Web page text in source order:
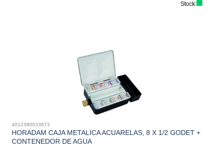
Stock:
4012380033673
HORADAM CAJA METALICA ACUARELAS, 8 X 1/2 GODET +
CONTENEDOR DE AGUA